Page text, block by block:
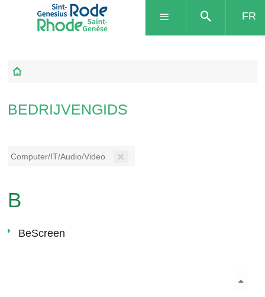
FR
BEDRIJVENGIDS
Computer/IT/Audio/Video
B
BeScreen